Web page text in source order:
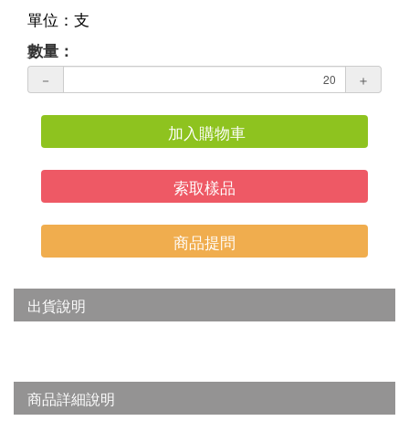
單位：支
數量：
－ ＋
加入購物車
索取樣品
商品提問
出貨說明
商品詳細說明